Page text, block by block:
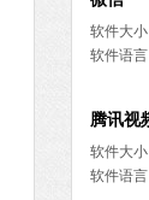
下载